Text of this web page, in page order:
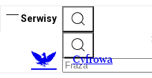
Serwisy
Cyfrowa